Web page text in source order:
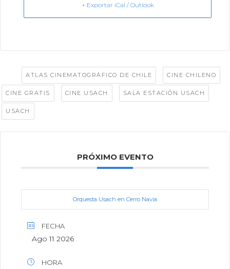
+ Exportar iCal / Outlook
ATLAS CINEMATOGRÁFICO DE CHILE CINE CHILENO
CINE GRATIS CINE USACH SALA ESTACIÓN USACH
USACH
PRÓXIMO EVENTO
Orquesta Usach en Cerro Navia
FECHA
Ago 11 2026
HORA